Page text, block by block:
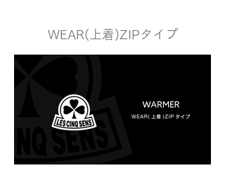
WEAR(上着)ZIPタイプ